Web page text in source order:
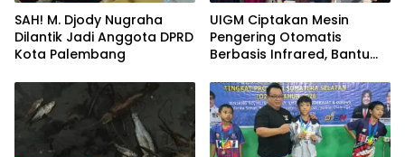
SAH! M. Djody Nugraha
Dilantik Jadi Anggota DPRD
Kota Palembang
UIGM Ciptakan Mesin
Pengering Otomatis
Berbasis Infrared, Bantu
Pulau Kemaro